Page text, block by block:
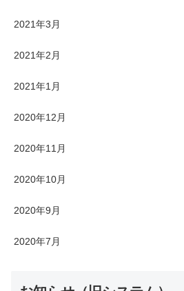
2021年3月
2021年2月
2021年1月
2020年12月
2020年11月
2020年10月
2020年9月
2020年7月